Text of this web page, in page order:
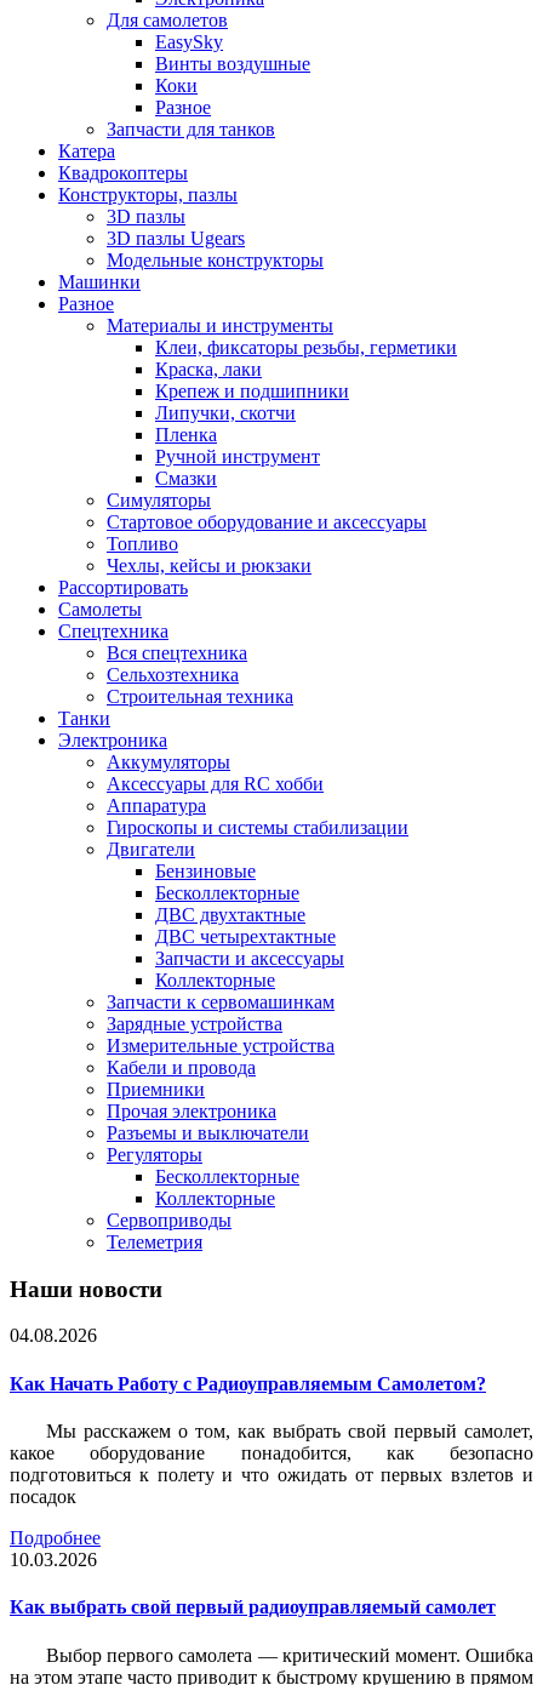
Для самолетов
EasySky
Винты воздушные
Коки
Разное
Запчасти для танков
Катера
Квадрокоптеры
Конструкторы, пазлы
3D пазлы
3D пазлы Ugears
Модельные конструкторы
Машинки
Разное
Материалы и инструменты
Клеи, фиксаторы резьбы, герметики
Краска, лаки
Крепеж и подшипники
Липучки, скотчи
Пленка
Ручной инструмент
Смазки
Симуляторы
Стартовое оборудование и аксессуары
Топливо
Чехлы, кейсы и рюкзаки
Рассортировать
Самолеты
Спецтехника
Вся спецтехника
Сельхозтехника
Строительная техника
Танки
Электроника
Аккумуляторы
Аксессуары для RC хобби
Аппаратура
Гироскопы и системы стабилизации
Двигатели
Бензиновые
Бесколлекторные
ДВС двухтактные
ДВС четырехтактные
Запчасти и аксессуары
Коллекторные
Запчасти к сервомашинкам
Зарядные устройства
Измерительные устройства
Кабели и провода
Приемники
Прочая электроника
Разъемы и выключатели
Регуляторы
Бесколлекторные
Коллекторные
Сервоприводы
Телеметрия
Наши новости
04.08.2026
Как Начать Работу с Радиоуправляемым Самолетом?
Мы расскажем о том, как выбрать свой первый самолет,
какое оборудование понадобится, как безопасно
подготовиться к полету и что ожидать от первых взлетов и
посадок
Подробнее
10.03.2026
Как выбрать свой первый радиоуправляемый самолет
Выбор первого самолета — критический момент. Ошибка
на этом этапе часто приводит к быстрому крушению в прямом